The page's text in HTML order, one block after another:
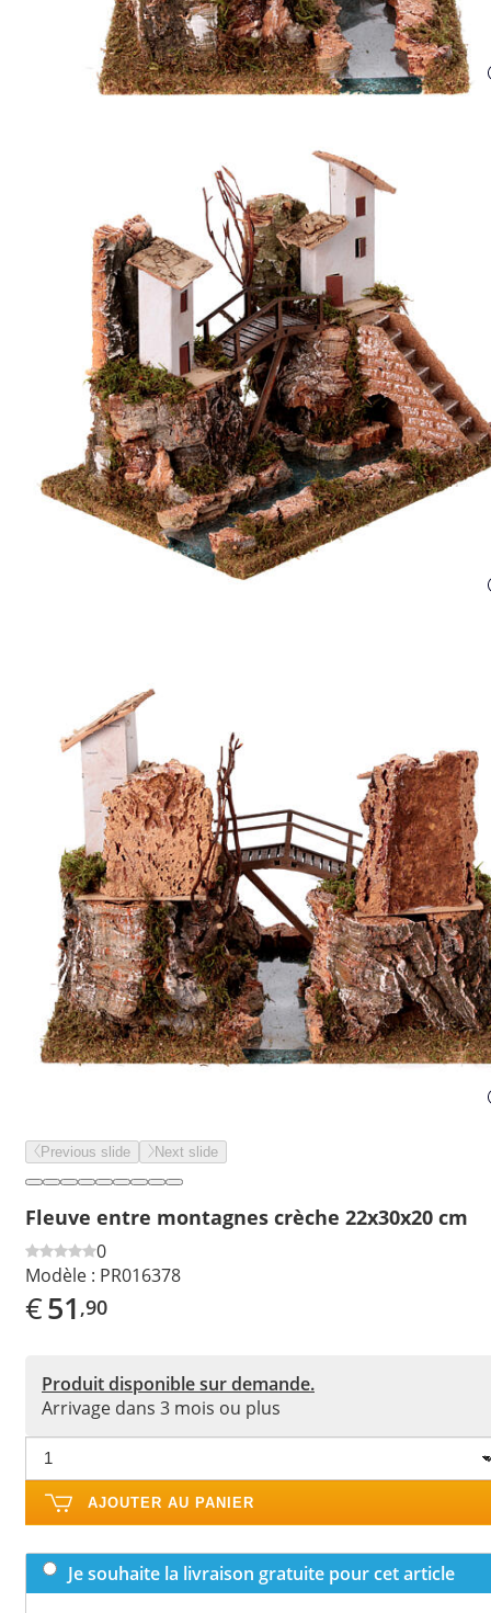
Previous slide Next slide
Fleuve entre montagnes crèche 22x30x20 cm
0
Modèle : PR016378
€51 ,90
Produit disponible sur demande.
Arrivage dans 3 mois ou plus
AJOUTER AU PANIER
Je souhaite la livraison gratuite pour cet article